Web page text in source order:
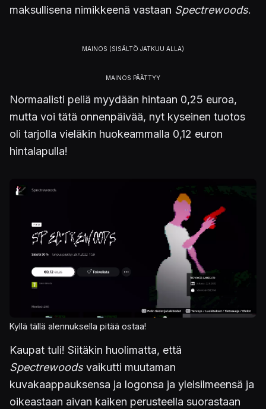
maksullisena nimikkeenä vastaan Spectrewoods.
Normaalisti peliä myydään hintaan 0,25 euroa,
mutta voi tätä onnenpäivää, nyt kyseinen tuotos
oli tarjolla vieläkin huokeammalla 0,12 euron
hintalapulla!
Kuva
Kyllä tällä alennuksella pitää ostaa!
Kaupat tuli! Siitäkin huolimatta, että
Spectrewoodsvaikutti muutaman
kuvakaappauksensa ja logonsa ja yleisilmeensä ja
oikeastaan aivan kaiken perusteella suorastaan